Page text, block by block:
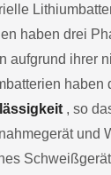
haben drei
aufgrund ihrer
haben
, so
und